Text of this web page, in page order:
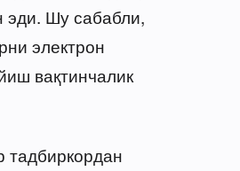
эди. Шу сабабли,
электрон
вақтинчалик
тадбиркордан